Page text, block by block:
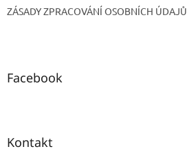
ZÁSADY ZPRACOVÁNÍ OSOBNÍCH ÚDAJŮ
Facebook
Kontakt